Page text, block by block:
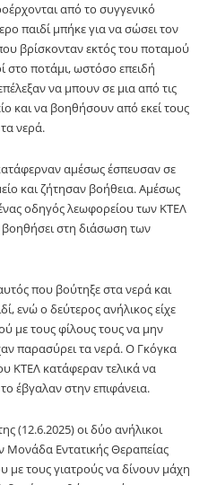
από το συγγενικό
παιδί μπήκε για να σώσει τον
βρίσκονταν εκτός του ποταμού
στο ποτάμι, ωστόσο επειδή
να μπουν σε μια από τις
και να βοηθήσουν από εκεί τους
νερά.
αμέσως έσπευσαν σε
και ζήτησαν βοήθεια. Αμέσως
οδηγός λεωφορείου των ΚΤΕΛ
βοηθήσει στη διάσωση των
που βούτηξε στα νερά και
ενώ ο δεύτερος ανήλικος είχε
με τους φίλους τους να μην
παρασύρει τα νερά. Ο Γκόγκα
ΚΤΕΛ κατάφεραν τελικά να
έβγαλαν στην επιφάνεια.
(12.6.2025) οι δύο ανήλικοι
Μονάδα Εντατικής Θεραπείας
με τους γιατρούς να δίνουν μάχη